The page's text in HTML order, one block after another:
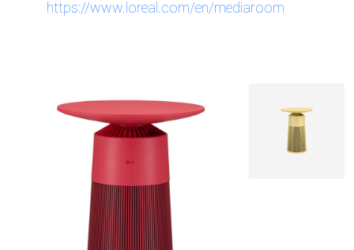
https://www.loreal.com/en/mediaroom